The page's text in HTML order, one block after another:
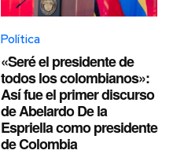
Política
«Seré el presidente de
todos los colombianos»:
Así fue el primer discurso
de Abelardo De la
Espriella como presidente
de Colombia